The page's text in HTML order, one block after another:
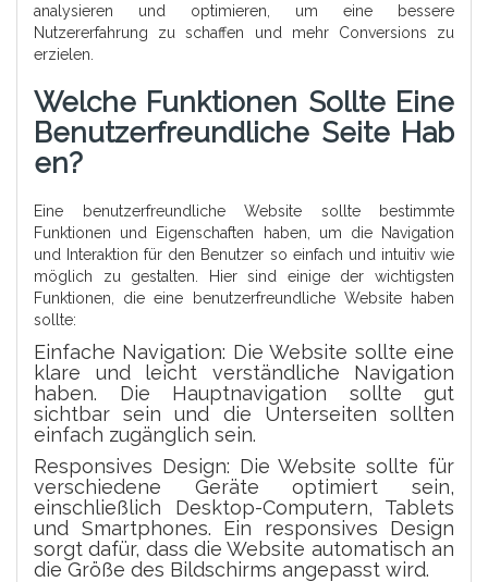
analysieren und optimieren, um eine bessere
Nutzererfahrung zu schaffen und mehr Conversions zu
erzielen.
Welche Funktionen Sollte Eine
Benutzerfreundliche Seite Hab
En?
Eine benutzerfreundliche Website sollte bestimmte
Funktionen und Eigenschaften haben, um die Navigation
und Interaktion für den Benutzer so einfach und intuitiv wie
möglich zu gestalten. Hier sind einige der wichtigsten
Funktionen, die eine benutzerfreundliche Website haben
sollte:
Einfache Navigation: Die Website sollte eine
klare und leicht verständliche Navigation
haben. Die Hauptnavigation sollte gut
sichtbar sein und die Unterseiten sollten
einfach zugänglich sein.
Responsives Design: Die Website sollte für
verschiedene Geräte optimiert sein,
einschließlich Desktop-Computern, Tablets
und Smartphones. Ein responsives Design
sorgt dafür, dass die Website automatisch an
die Größe des Bildschirms angepasst wird.